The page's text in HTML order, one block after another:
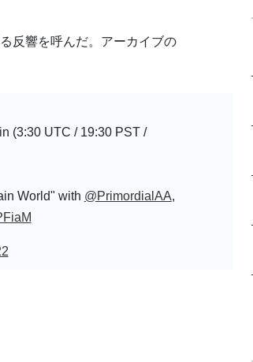
反響を呼んだ。アーカイブの
(3:30 UTC / 19:30 PST /
World" with @PrimordialAA,